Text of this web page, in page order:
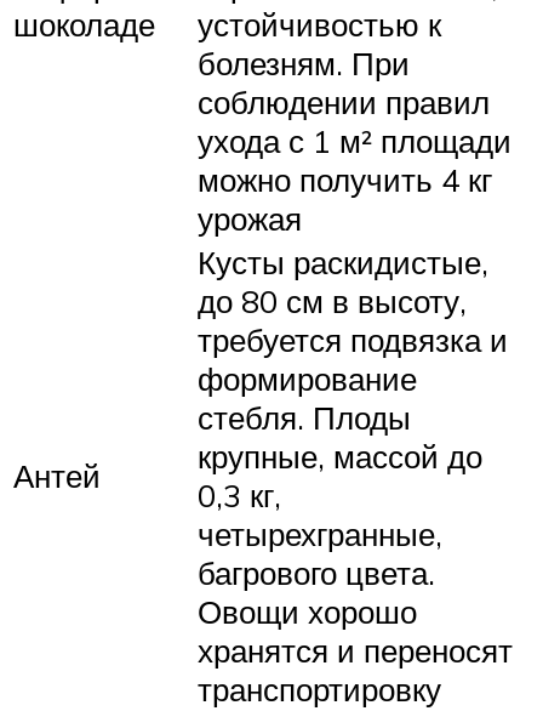
шоколаде
устойчивостью к
болезням. При
соблюдении правил
ухода с 1 м² площади
можно получить 4 кг
урожая
Антей
Кусты раскидистые,
до 80 см в высоту,
требуется подвязка и
формирование
стебля. Плоды
крупные, массой до
0,3 кг,
четырехгранные,
багрового цвета.
Овощи хорошо
хранятся и переносят
транспортировку